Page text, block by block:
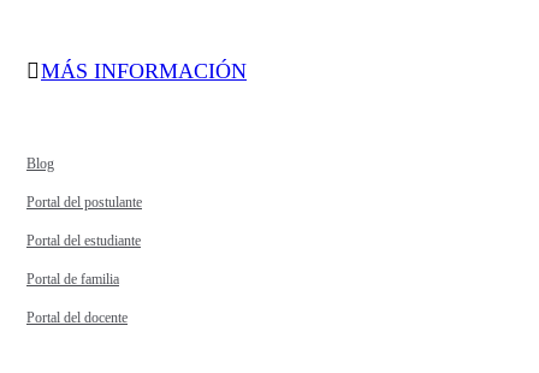
MÁS INFORMACIÓN
Blog
Portal del postulante
Portal del estudiante
Portal de familia
Portal del docente